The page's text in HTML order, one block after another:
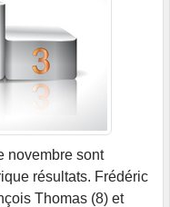
novembre sont
résultats. Frédéric
Thomas (8) et